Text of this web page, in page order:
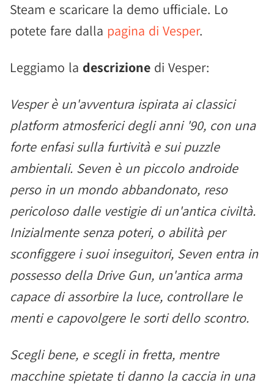
Steam e scaricare la demo ufficiale. Lo
potete fare dalla pagina di Vesper.
Leggiamo la descrizione di Vesper:
Vesper è un'avventura ispirata ai classici
platform atmosferici degli anni '90, con una
forte enfasi sulla furtività e sui puzzle
ambientali. Seven è un piccolo androide
perso in un mondo abbandonato, reso
pericoloso dalle vestigie di un'antica civiltà.
Inizialmente senza poteri, o abilità per
sconfiggere i suoi inseguitori, Seven entra in
possesso della Drive Gun, un'antica arma
capace di assorbire la luce, controllare le
menti e capovolgere le sorti dello scontro.
Scegli bene, e scegli in fretta, mentre
macchine spietate ti danno la caccia in una